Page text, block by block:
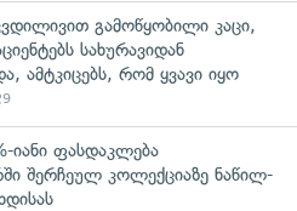
გამოწყობილი კაცი,
სახურავიდან
ამტკიცებს, რომ ყვავი იყო
იანი ფასდაკლება
შერჩეულ კოლექციაზე ნაწილ-